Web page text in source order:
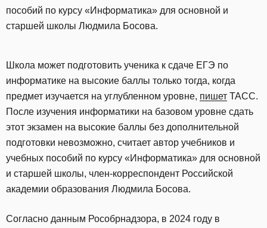
пособий по курсу «Информатика» для основной и
старшей школы Людмила Босова.
Школа может подготовить ученика к сдаче ЕГЭ по
информатике на высокие баллы только тогда, когда
предмет изучается на углубленном уровне, пишет ТАСС.
После изучения информатики на базовом уровне сдать
этот экзамен на высокие баллы без дополнительной
подготовки невозможно, считает автор учебников и
учебных пособий по курсу «Информатика» для основной
и старшей школы, член-корреспондент Российской
академии образования Людмила Босова.
Согласно данным Рособрнадзора, в 2024 году в